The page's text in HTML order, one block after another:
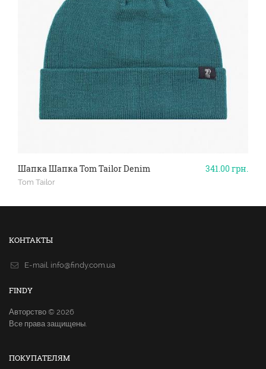
341.00грн.
Шапка Шапка Tom Tailor Denim
Tom Tailor
КОНТАКТЫ
E-mail. info@findy.com.ua
FINDY
Авторство © 2026
Все права защищены.
ПОКУПАТЕЛЯМ